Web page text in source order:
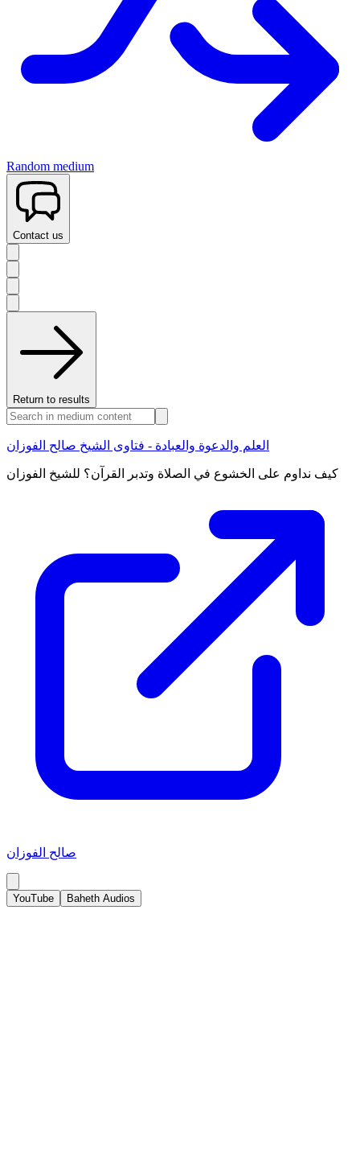
Random medium
Contact us
Return to results
العلم والدعوة والعبادة - فتاوى الشيخ صالح الفوزان
كيف نداوم على الخشوع في الصلاة وتدبر القرآن؟ للشيخ الفوزان
صالح الفوزان
YouTube Baheth Audios